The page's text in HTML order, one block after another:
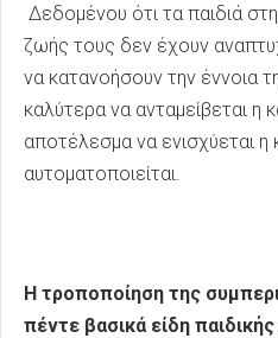
Δεδομένου ότι τα παιδιά
ζωής τους δεν έχουν
να κατανοήσουν την έννοια
καλύτερα να ανταμείβεται η
αποτέλεσμα να ενισχύεται η
αυτοματοποιείται.
Η τροποποίηση της
πέντε βασικά είδη